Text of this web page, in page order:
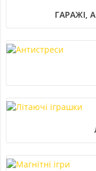
ГАРАЖІ,